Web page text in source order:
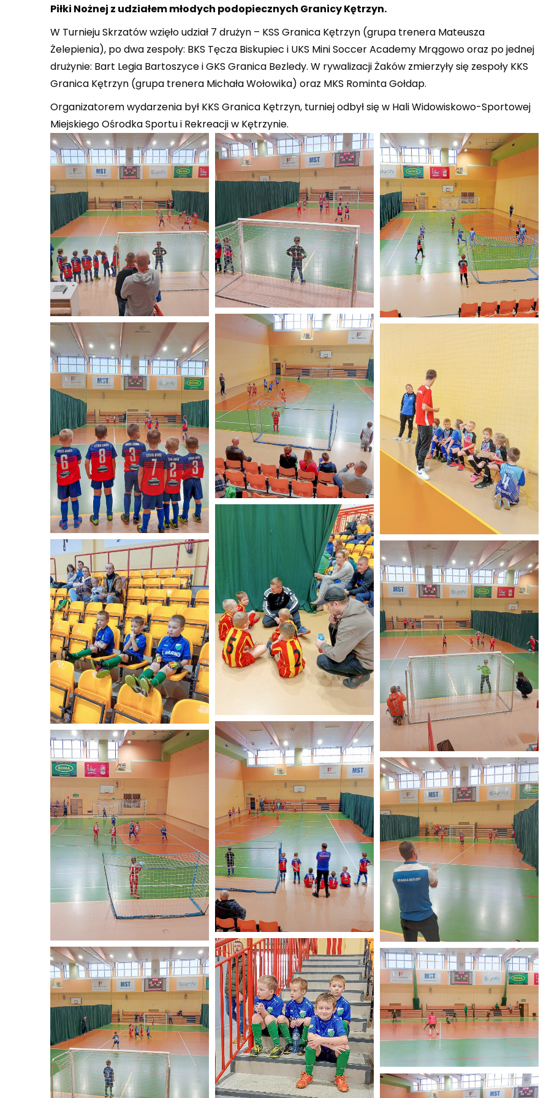
Piłki Nożnej z udziałem młodych podopiecznych Granicy Kętrzyn.
W Turnieju Skrzatów wzięło udział 7 drużyn – KSS Granica Kętrzyn (grupa trenera Mateusza
Żelepienia), po dwa zespoły: BKS Tęcza Biskupiec i UKS Mini Soccer Academy Mrągowo oraz po jednej
drużynie: Bart Legia Bartoszyce i GKS Granica Bezledy. W rywalizacji Żaków zmierzyły się zespoły KKS
Granica Kętrzyn (grupa trenera Michała Wołowika) oraz MKS Rominta Gołdap.
Organizatorem wydarzenia był KKS Granica Kętrzyn, turniej odbył się w Hali Widowiskowo-Sportowej
Miejskiego Ośrodka Sportu i Rekreacji w Kętrzynie.